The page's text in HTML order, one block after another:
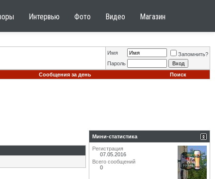
Интервью Фото Видео Магазин
Имя
Запомнить?
Пароль
Сообщения за день Поиск
Мини-статистика
Регистрация
07.05.2016
Всего сообщений
0